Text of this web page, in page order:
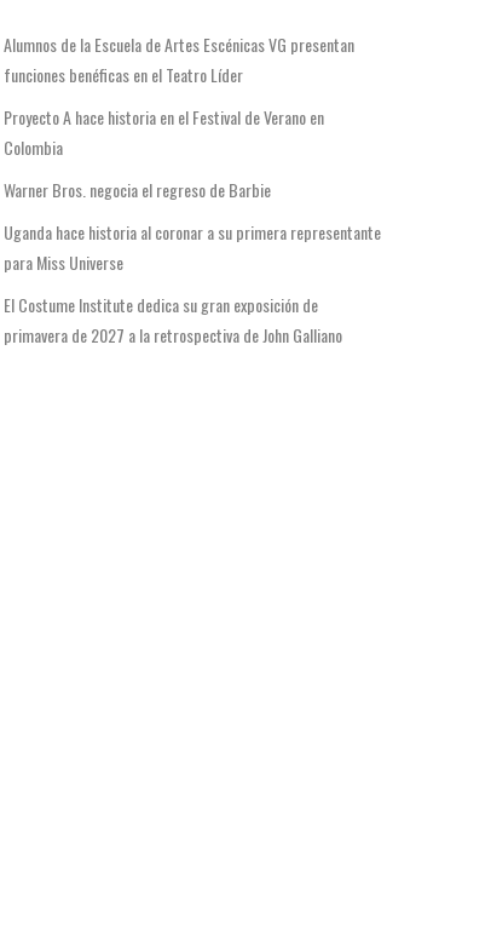
Alumnos de la Escuela de Artes Escénicas VG presentan
funciones benéficas en el Teatro Líder
Proyecto A hace historia en el Festival de Verano en
Colombia
Warner Bros. negocia el regreso de Barbie
Uganda hace historia al coronar a su primera representante
para Miss Universe
El Costume Institute dedica su gran exposición de
primavera de 2027 a la retrospectiva de John Galliano